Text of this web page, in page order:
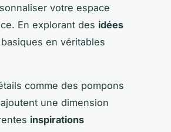
votre espace
En explorant des idées
en véritables
comme des pompons
une dimension
inspirations